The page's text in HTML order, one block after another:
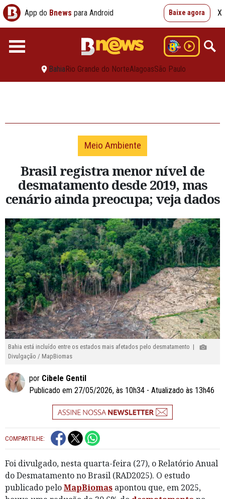
App do Bnews para Android Baixe agora X
BahiaRio Grande do NorteAlagoasSão Paulo
Meio Ambiente
Brasil registra menor nível de
desmatamento desde 2019, mas
cenário ainda preocupa; veja dados
Bahia está incluído entre os estados mais afetados pelo desmatamento |
Divulgação / MapBiomas
por Cibele Gentil
Publicado em 27/05/2026, às 10h34 - Atualizado às 13h46
COMPARTILHE:
Foi divulgado, nesta quarta-feira (27), o Relatório Anual
do Desmatamento no Brasil (RAD2025). O estudo
publicado peloMapBiomas apontou que, em 2025,